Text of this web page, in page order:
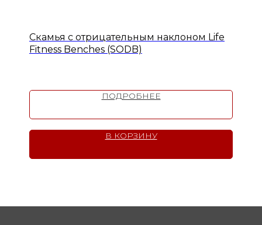
Скамья с отрицательным наклоном Life
Fitness Benches (SODB)
ПОДРОБНЕЕ
В КОРЗИНУ